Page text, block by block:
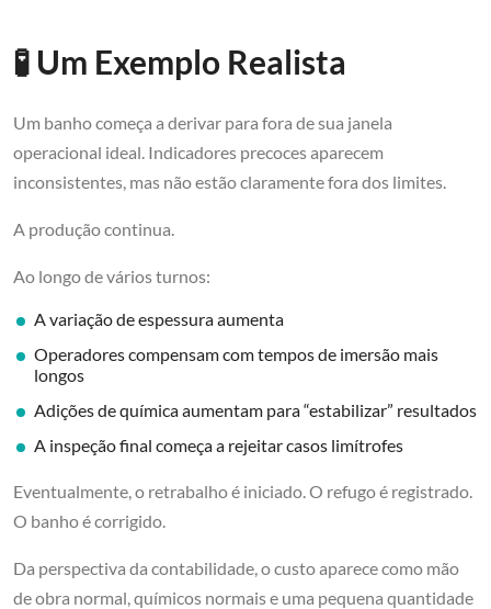
🧪 Um Exemplo Realista
Um banho começa a derivar para fora de sua janela
operacional ideal. Indicadores precoces aparecem
inconsistentes, mas não estão claramente fora dos limites.
A produção continua.
Ao longo de vários turnos:
A variação de espessura aumenta
Operadores compensam com tempos de imersão mais
longos
Adições de química aumentam para “estabilizar” resultados
A inspeção final começa a rejeitar casos limítrofes
Eventualmente, o retrabalho é iniciado. O refugo é registrado.
O banho é corrigido.
Da perspectiva da contabilidade, o custo aparece como mão
de obra normal, químicos normais e uma pequena quantidade